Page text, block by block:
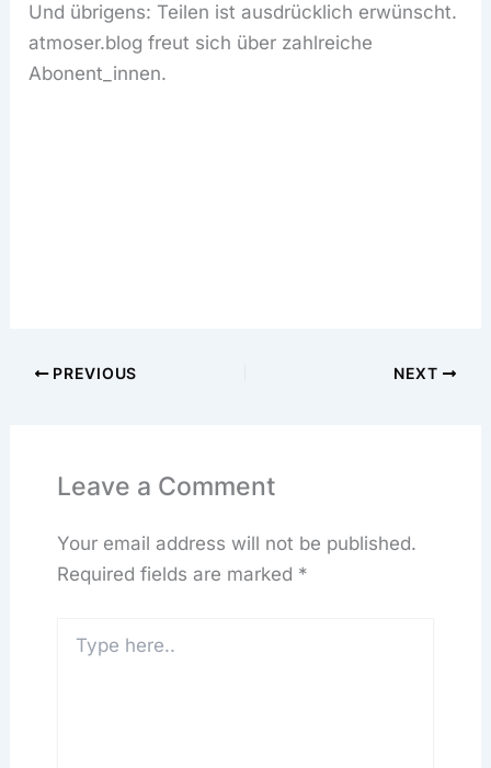
Und übrigens: Teilen ist ausdrücklich erwünscht.
atmoser.blog freut sich über zahlreiche
Abonent_innen.
PREVIOUS NEXT
Leave a Comment
Your email address will not be published.
Required fields are marked *
here..